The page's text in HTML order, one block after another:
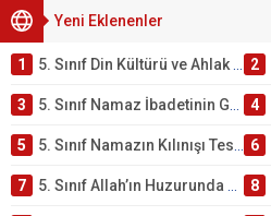
Yeni Eklenenler
1 5. Sınıf Din Kültürü ve Ahlak Bilgisi 2. Ünite: Namaz İbadeti Çalışmaları 2
3 5. Sınıf Namaz İbadetinin Getirdiği Faydalar Testi 4
5 5. Sınıf Namazın Kılınışı Testi – Online Çöz 6
7 5. Sınıf Allah’ın Huzurunda Olmak – Namaz İbadeti Testi 8